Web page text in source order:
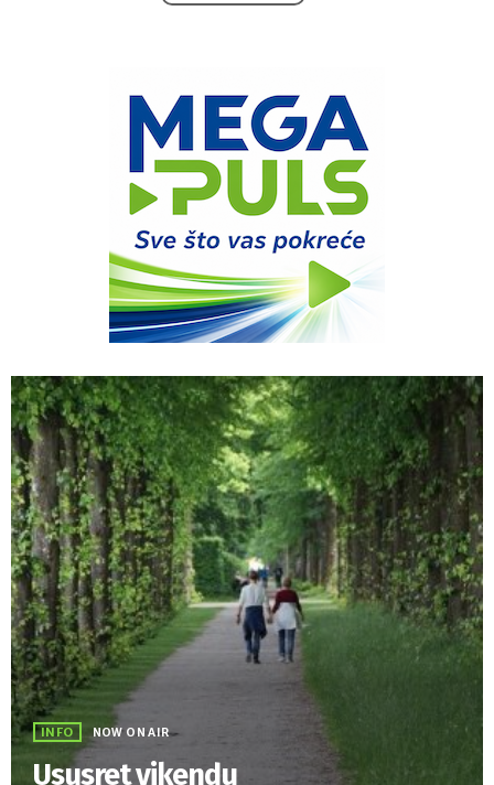
INFO NOW ON AIR
Ususret vikendu